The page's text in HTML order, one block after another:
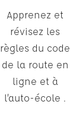
Apprenez et
révisez les
règles du code
de la route en
ligne et à
l’auto-école .